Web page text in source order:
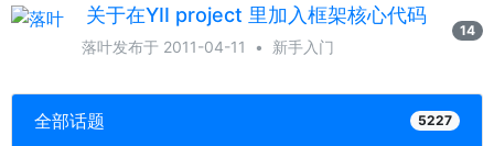
关于在YII project 里加入框架核心代码
落叶发布于 2011-04-11 • 新手入门
14
全部话题 5227